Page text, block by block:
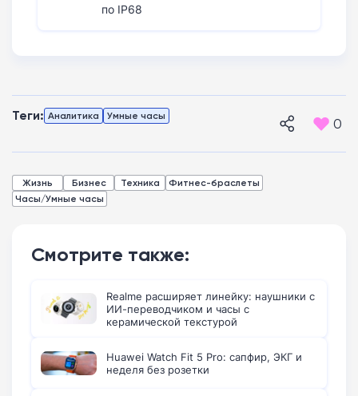
по IP68
Теги: Аналитика Умные часы 0
Жизнь Бизнес Техника
Фитнес-браслеты
Часы/Умные часы
Смотрите также:
Realme расширяет линейку: наушники с
ИИ-переводчиком и часы с
керамической текстурой
Huawei Watch Fit 5 Pro: сапфир, ЭКГ и
неделя без розетки